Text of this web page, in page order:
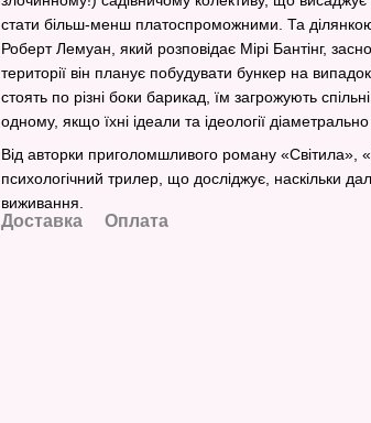
стати більш-менш платоспроможними. Та
Роберт Лемуан, який розповідає Мірі Бантінг,
території він планує побудувати бункер на
стоять по різні боки барикад, їм загрожують
одному, якщо їхні ідеали та ідеології
Від авторки приголомшливого роману «Світила»,
психологічний трилер, що досліджує, наскільки
виживання.
Доставка Оплата